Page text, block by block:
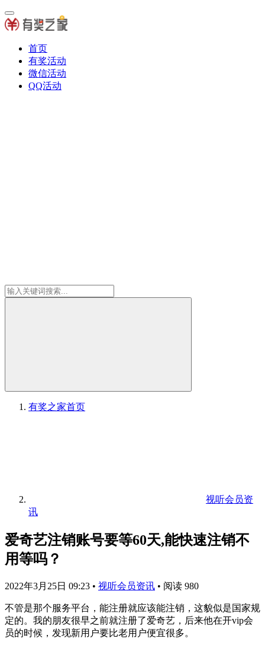
首页
有奖活动
微信活动
QQ活动
有奖之家首页
视听会员资
讯
爱奇艺注销账号要等60天,能快速注销不
用等吗？
2022年3月25日 09:23 • 视听会员资讯 • 阅读 980
不管是那个服务平台，能注册就应该能注销，这貌似是国家规
定的。我的朋友很早之前就注册了爱奇艺，后来他在开vip会
员的时候，发现新用户要比老用户便宜很多。